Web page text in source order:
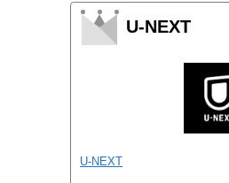
U-NEXT
U-NEXT